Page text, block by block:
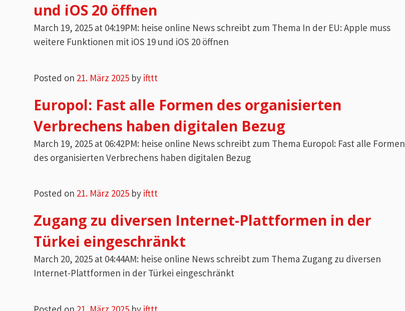
und iOS 20 öffnen
March 19, 2025 at 04:19PM: heise online News schreibt zum Thema In der EU: Apple muss
weitere Funktionen mit iOS 19 und iOS 20 öffnen
Posted on 21. März 2025 by ifttt
Europol: Fast alle Formen des organisierten
Verbrechens haben digitalen Bezug
March 19, 2025 at 06:42PM: heise online News schreibt zum Thema Europol: Fast alle Formen
des organisierten Verbrechens haben digitalen Bezug
Posted on 21. März 2025 by ifttt
Zugang zu diversen Internet-Plattformen in der
Türkei eingeschränkt
March 20, 2025 at 04:44AM: heise online News schreibt zum Thema Zugang zu diversen
Internet-Plattformen in der Türkei eingeschränkt